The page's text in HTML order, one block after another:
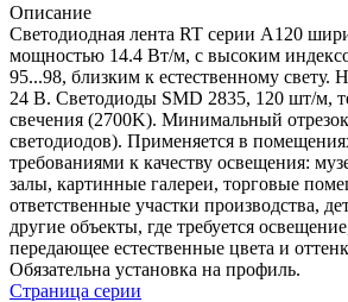
Описание
Светодиодная лента RT серии A120
мощностью 14.4 Вт/м, с высоким
95...98, близким к естественному свету.
24 В. Светодиоды SMD 2835, 120 шт/м,
свечения (2700K). Минимальный
светодиодов). Применяется в
требованиями к качеству освещения:
залы, картинные галереи, торговые
ответственные участки производства,
другие объекты, где требуется
передающее естественные цвета и
Обязательна установка на профиль.
Страница серии